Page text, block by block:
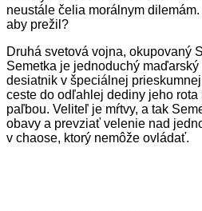
neustále čelia morálnym
aby prežil?
Druhá svetová vojna, okupovaný
Semetka je jednoduchý
desiatnik v špeciálnej
ceste do odľahlej dediny jeho
paľbou. Veliteľ je mŕtvy, a tak
obavy a prevziať velenie nad
v chaose, ktorý nemôže ovládať.